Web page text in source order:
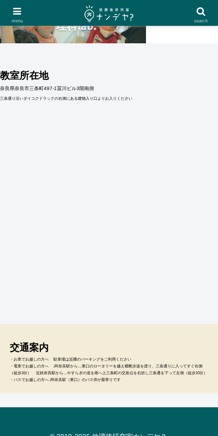
教室所在地
奈良県奈良市三条町497-1冨川ビル3階南側
三条通り沿いダイコクドラックの右側にある建物入り口よりお入りください
交通案内
・お車でお越しの方へ 駐車場は近隣のパーキングをご利用ください
・電車でお越しの方へ JR奈良駅から…東口のロータリーを越え横断歩道を渡り、三条通りに入ってすぐ右側
（徒歩3分） 近鉄奈良駅から…やすらぎの道を南へ上三条町の交差点を右折し三条通を下って左側（徒歩10分）
・バスでお越しの方へ JR奈良駅（東口）のバス停が最寄りです
menu search